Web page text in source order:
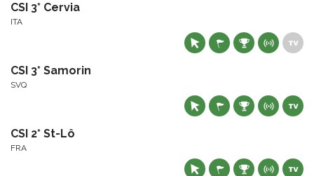
CSI 3* Cervia
ITA
CSI 3* Samorin
SVQ
CSI 2* St-Lô
FRA